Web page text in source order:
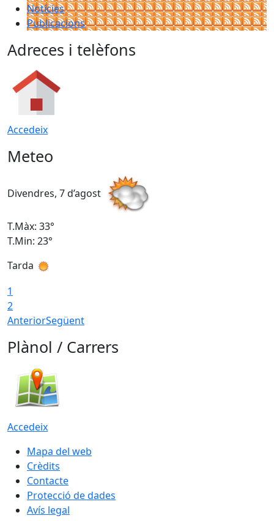
Notícies
Publicacions
Adreces i telèfons
Accedeix
Meteo
Divendres, 7 d’agost
T.Màx: 33°
T.Min: 23°
Tarda
1
2
AnteriorSegüent
Plànol / Carrers
Accedeix
Mapa del web
Crèdits
Contacte
Protecció de dades
Avís legal